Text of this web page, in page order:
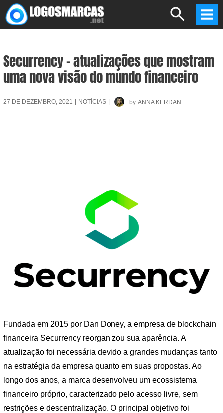
Skip
to
Search
Securrency – atualizações que mostram
uma nova visão do mundo financeiro
27 DE DEZEMBRO, 2021 NOTÍCIAS by ANNA KERDAN
Fundada em 2015 por Dan Doney, a empresa de blockchain
financeira Securrency reorganizou sua aparência. A
atualização foi necessária devido a grandes mudanças tanto
na estratégia da empresa quanto em suas propostas. Ao
longo dos anos, a marca desenvolveu um ecossistema
financeiro próprio, caracterizado pelo acesso livre, sem
restrições e descentralização. O principal objetivo foi